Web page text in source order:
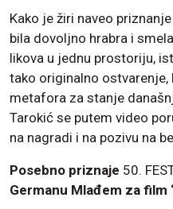
Kako je žiri naveo
bila dovoljno hrabra i
likova u jednu prostoriju,
tako originalno ostvarenje,
metafora za stanje
Tarokić se putem video
na nagradi i na pozivu na
Posebno priznaje 50.
Germanu Mlađem za film